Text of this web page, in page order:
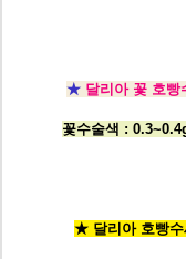
★달리아 꽃 호빵
꽃수술색 :
★ 달리아 호빵수